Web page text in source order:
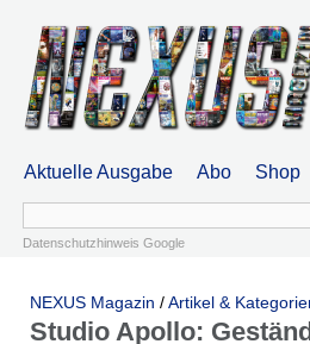
Aktuelle Ausgabe Abo Shop
Datenschutzhinweis Google
NEXUS Magazin /Artikel &
Studio Apollo: